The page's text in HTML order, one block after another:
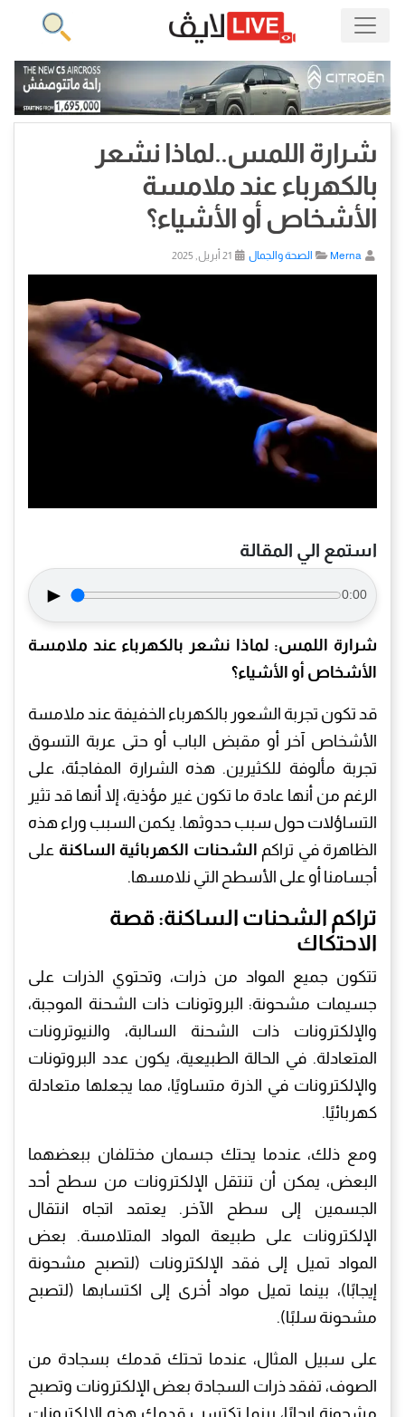
شرارة اللمس..لماذا نشعر
بالكهرباء عند ملامسة
الأشخاص أو الأشياء؟
Merna الصحة والجمال
استمع الي المقالة
► 0:00
شرارة اللمس: لماذا نشعر بالكهرباء عند ملامسة
الأشخاص أو الأشياء؟
قد تكون تجربة الشعور بالكهرباء الخفيفة عند ملامسة
الأشخاص آخر أو مقبض الباب أو حتى عربة التسوق
تجربة مألوفة للكثيرين. هذه الشرارة المفاجئة، على
الرغم من أنها عادة ما تكون غير مؤذية، إلا أنها قد تثير
التساؤلات حول سبب حدوثها. يكمن السبب وراء هذه
الظاهرة في تراكم الشحنات الكهربائية الساكنة على
أجسامنا أو على الأسطح التي نلامسها.
تراكم الشحنات الساكنة: قصة
الاحتكاك
تتكون جميع المواد من ذرات، وتحتوي الذرات على
جسيمات مشحونة: البروتونات ذات الشحنة الموجبة،
والإلكترونات ذات الشحنة السالبة، والنيوترونات
المتعادلة. في الحالة الطبيعية، يكون عدد البروتونات
والإلكترونات في الذرة متساويًا، مما يجعلها متعادلة
كهربائيًا.
ومع ذلك، عندما يحتك جسمان مختلفان ببعضهما
البعض، يمكن أن تنتقل الإلكترونات من سطح أحد
الجسمين إلى سطح الآخر. يعتمد اتجاه انتقال
الإلكترونات على طبيعة المواد المتلامسة. بعض
المواد تميل إلى فقد الإلكترونات (لتصبح مشحونة
إيجابًا)، بينما تميل مواد أخرى إلى اكتسابها (لتصبح
مشحونة سلبًا).
على سبيل المثال، عندما تحتك قدمك بسجادة من
الصوف، تفقد ذرات السجادة بعض الإلكترونات وتصبح
مشحونة إيجابًا، بينما تكتسب قدمك هذه الإلكترونات